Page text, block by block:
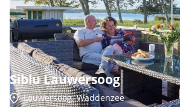
Siblu Lauwersoog
Lauwersoog, Waddenzee